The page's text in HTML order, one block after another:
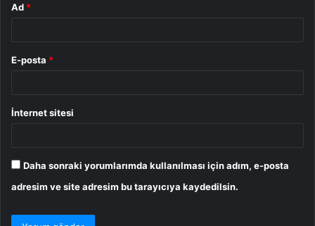
Ad *
E-posta *
İnternet sitesi
Daha sonraki yorumlarımda kullanılması için adım, e-posta
adresim ve site adresim bu tarayıcıya kaydedilsin.